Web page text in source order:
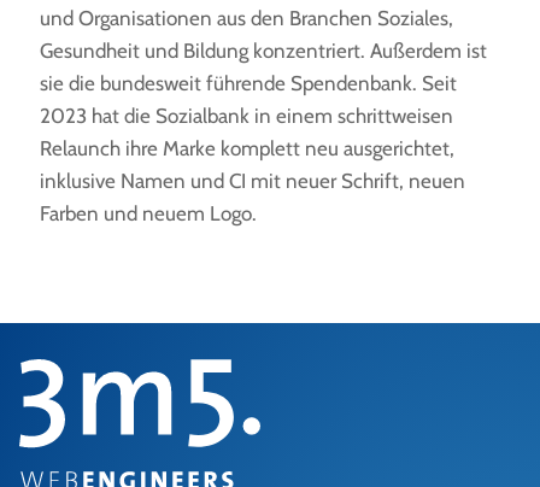
und Organisationen aus den Branchen Soziales,
Gesundheit und Bildung konzentriert. Außerdem ist
sie die bundesweit führende Spendenbank. Seit
2023 hat die Sozialbank in einem schrittweisen
Relaunch ihre Marke komplett neu ausgerichtet,
inklusive Namen und CI mit neuer Schrift, neuen
Farben und neuem Logo.